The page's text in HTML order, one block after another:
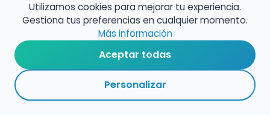
Política de Cookies
Política de Privacidad
Utilizamos cookies para mejorar tu experiencia.
Gestiona tus preferencias en cualquier momento.
Más información
Aceptar todas
Personalizar